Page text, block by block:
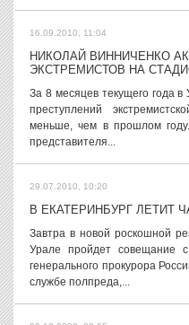
16.09.2010, 11:04
НИКОЛАЙ ВИННИЧЕНКО
ЭКСТРЕМИСТОВ НА
За 8 месяцев текущего года
преступлений
меньше, чем в прошлом
представителя...
29.07.2010, 10:20
В ЕКАТЕРИНБУРГ ЛЕТИТ
Завтра в новой роскошной
Урале пройдет совещание
генерального прокурора
службе полпреда,...